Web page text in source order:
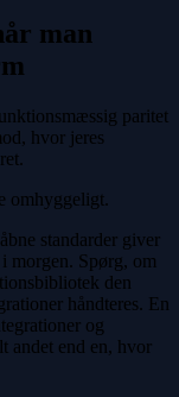
man
paritet
hvor jeres
omhyggeligt.
standarder giver
morgen. Spørg, om
den
håndteres. En
og
andet end en, hvor